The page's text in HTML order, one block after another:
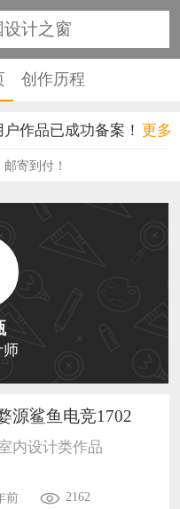
计之窗
创作历程
作品已成功备案！
作品已成功备案！
作品已成功备案！
作品已成功备案！
作品已成功备案！
作品已成功备案！
作品已成功备案！
作品已成功备案！
作品已成功备案！
作品已成功备案！
更多
寄到付！
师
源鲨鱼电竞1702
内设计类作品
前 2162